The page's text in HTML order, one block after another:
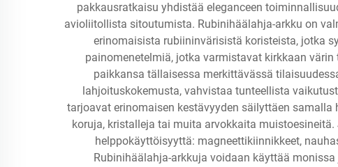
pakkausratkaisu yhdistää eleganceen
avioliitollista sitoutumista. Rubinihäälahja-arkku on
erinomaisista rubiininvärisistä koristeista, jotka
painomenetelmiä, jotka varmistavat kirkkaan
paikkansa tällaisessa merkittävässä
lahjoituskokemusta, vahvistaa tunteellista
tarjoavat erinomaisen kestävyyden säilyttäen
koruja, kristalleja tai muita arvokkaita
helppokäyttöisyyttä: magneettikiinnikkeet,
Rubinihäälahja-arkkuja voidaan käyttää